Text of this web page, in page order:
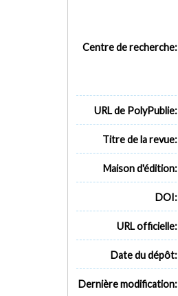
Centre de recherche:
URL de PolyPublie:
Titre de la revue:
Maison d'édition:
DOI:
URL officielle:
Date du dépôt:
Dernière modification: